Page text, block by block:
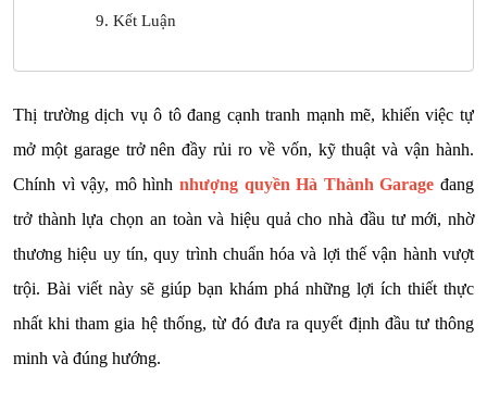
9. Kết Luận
Thị trường dịch vụ ô tô đang cạnh tranh mạnh mẽ, khiến việc tự
mở một garage trở nên đầy rủi ro về vốn, kỹ thuật và vận hành.
Chính vì vậy, mô hình nhượng quyền Hà Thành Garage đang
trở thành lựa chọn an toàn và hiệu quả cho nhà đầu tư mới, nhờ
thương hiệu uy tín, quy trình chuẩn hóa và lợi thế vận hành vượt
trội. Bài viết này sẽ giúp bạn khám phá những lợi ích thiết thực
nhất khi tham gia hệ thống, từ đó đưa ra quyết định đầu tư thông
minh và đúng hướng.